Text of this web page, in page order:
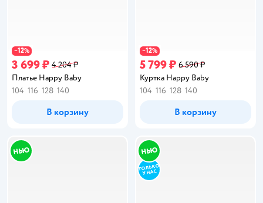
−12%
3 699 ₽ 4 204 ₽
Платье Happy Baby
104 116 128 140
В корзину
−12%
5 799 ₽ 6 590 ₽
Куртка Happy Baby
104 116 128 140
В корзину